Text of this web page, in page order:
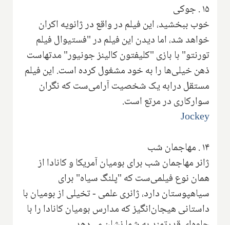
۱۵.جوکی
خوب ببخشید، این فیلم در واقع در ژانویه اکران
خواهد شد، اما دیدن این فیلم در "فستیوال فیلم
تورنتو" با بازی "کلیفتون کالینز جونیور" مدتهاست
ذهن خیلی‌ها را به خود مشغول کرده است. این فیلم
مستقل درابه یک شخصیت آرامی‌ست که نگران
سوارکاری در مرتع است.
Jockey
۱۴.مهاجمان شب
ژانر مهاجمان شب برای بومیان آمریکا و کانادا از
همان نوع فیلمی‌ست که "پلنگ سیاه" برای
سیاهپوستان دارد، ژانری علمی - تخیلی از بومیان با
داستانی هیجان‌انگیز که مدارس بومیان کانادا را با